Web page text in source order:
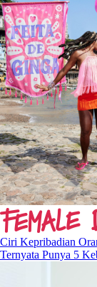
Ciri Kepribadian
Ternyata Punya 5